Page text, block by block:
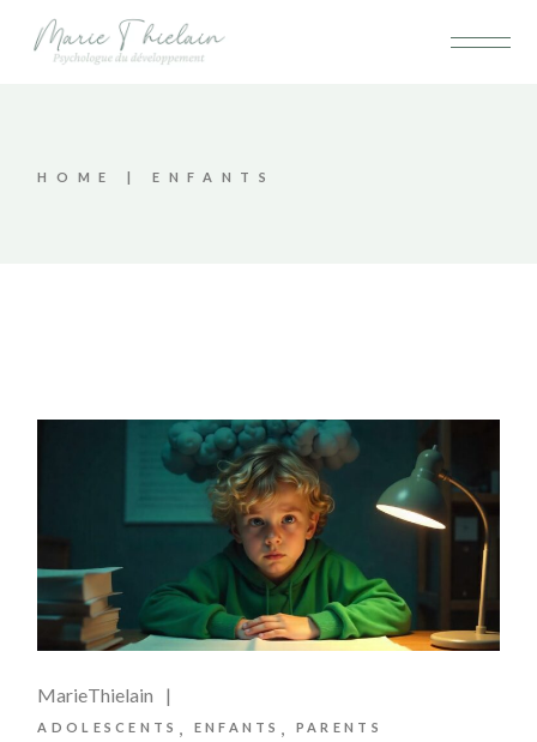
content
HOME ENFANTS
MarieThielain
ADOLESCENTS ENFANTS PARENTS